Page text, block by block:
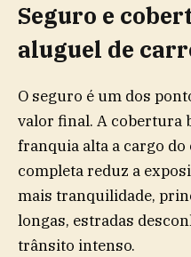
Seguro e
aluguel de
O seguro é um dos
valor final. A cobertura
franquia alta a cargo
completa reduz a
mais tranquilidade,
longas, estradas
trânsito intenso.